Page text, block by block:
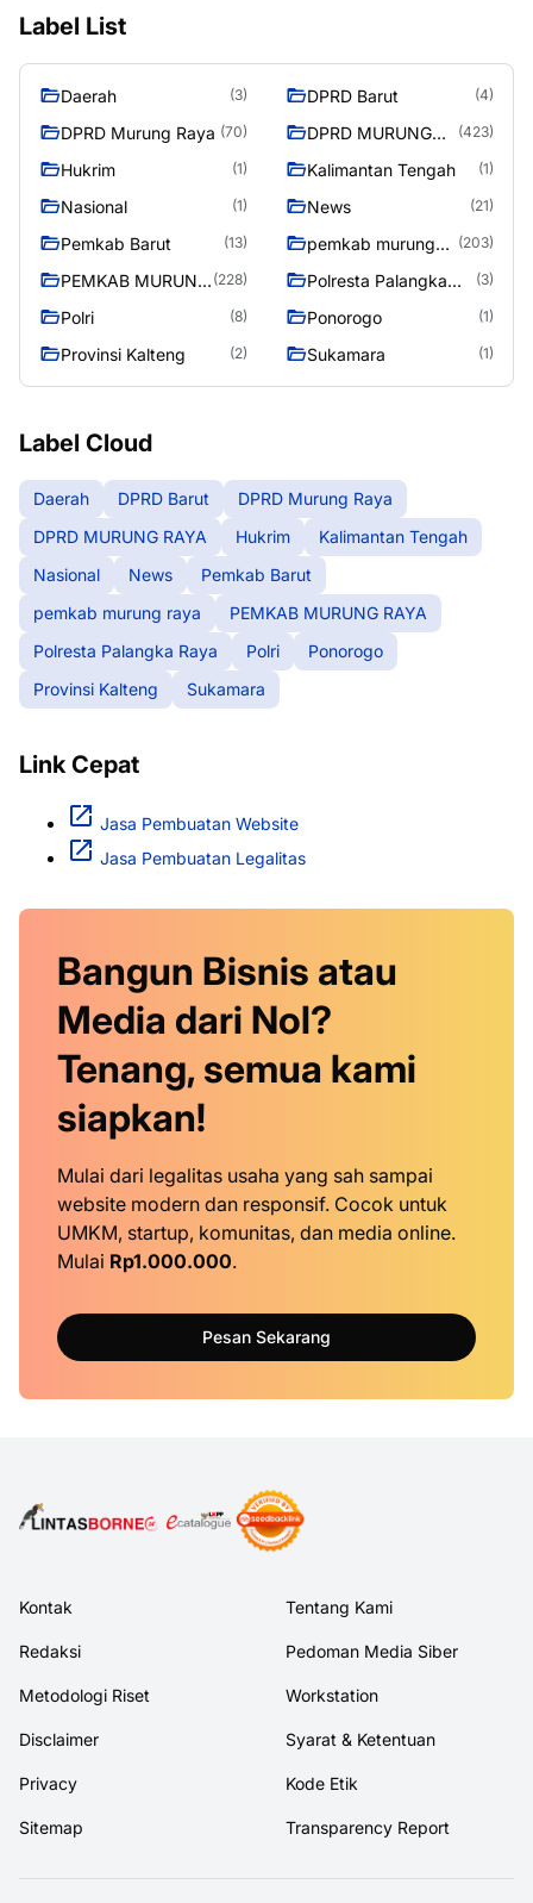
Label List
Daerah (3) DPRD Barut (4)
DPRD Murung Raya (70)
DPRD MURUNG
(423)
Hukrim (1) Kalimantan Tengah (1)
Nasional (1) News (21)
Pemkab Barut (13)
pemkab murung
(203)
PEMKAB MURUNG (228)
Polresta Palangka
(3)
Polri (8) Ponorogo (1)
Provinsi Kalteng (2) Sukamara (1)
Label Cloud
Daerah DPRD Barut
DPRD Murung Raya
DPRD MURUNG RAYA
Hukrim
Kalimantan Tengah
Nasional
News
Pemkab Barut
pemkab murung raya
PEMKAB MURUNG RAYA
Polresta Palangka Raya
Polri
Ponorogo
Provinsi Kalteng
Sukamara
Link Cepat
Jasa Pembuatan Website
Jasa Pembuatan Legalitas
Bangun Bisnis atau
Media dari Nol?
Tenang, semua kami
siapkan!
Mulai dari legalitas usaha yang sah sampai
website modern dan responsif. Cocok untuk
UMKM, startup, komunitas, dan media online.
Mulai Rp1.000.000.
Pesan Sekarang
Kontak Tentang Kami
Redaksi Pedoman Media Siber
Metodologi Riset Workstation
Disclaimer Syarat & Ketentuan
Privacy Kode Etik
Sitemap Transparency Report